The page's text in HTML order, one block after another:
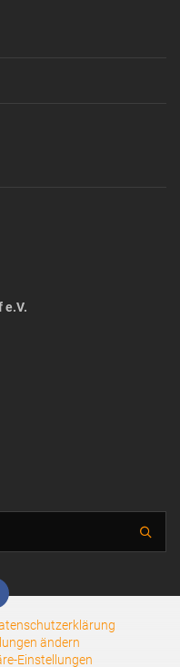
e.V.
ändern
Einstellungen